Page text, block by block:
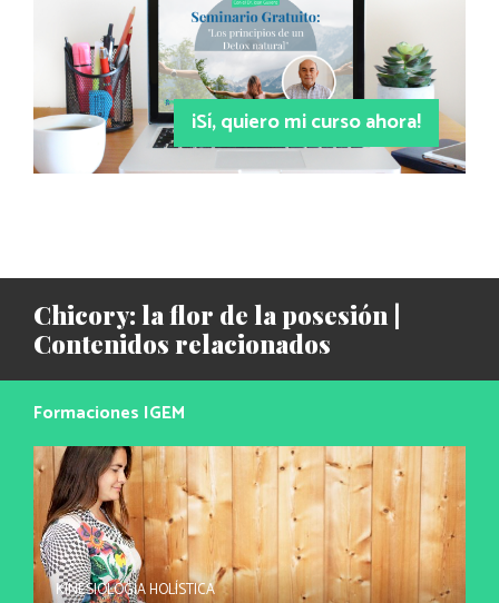
¡Sí, quiero mi curso ahora!
Chicory: la flor de la posesión |
Contenidos relacionados
Formaciones IGEM
KINESIOLOGÍA HOLÍSTICA